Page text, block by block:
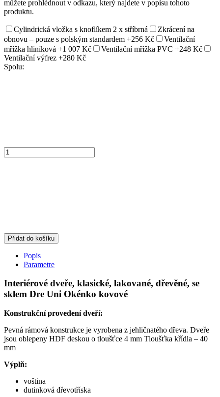
můžete prohlédnout v odkazu, který najdete v popisu tohoto
produktu.
Cylindrická vložka s knoflíkem 2 x stříbrná
Zkrácení na
obnovu – pouze s polským standardem +256 Kč
Ventilační
mřížka hliníková +1 007 Kč Ventilační mřížka PVC +248 Kč
Ventilační výfrez +280 Kč
Spolu:
Přidat do košíku
Popis
Parametre
Interiérové dveře, klasické, lakované, dřevěné, se
sklem Dre Uni Okénko kovové
Konstrukční provedení dveří:
Pevná rámová konstrukce je vyrobena z jehličnatého dřeva. Dveře
jsou oblepeny HDF deskou o tloušťce 4 mm Tloušťka křídla – 40
mm
Výplň:
voština
dutinková dřevotříska